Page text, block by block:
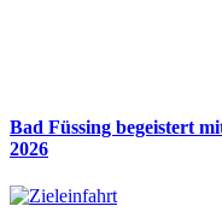
Bad Füssing begeistert
2026